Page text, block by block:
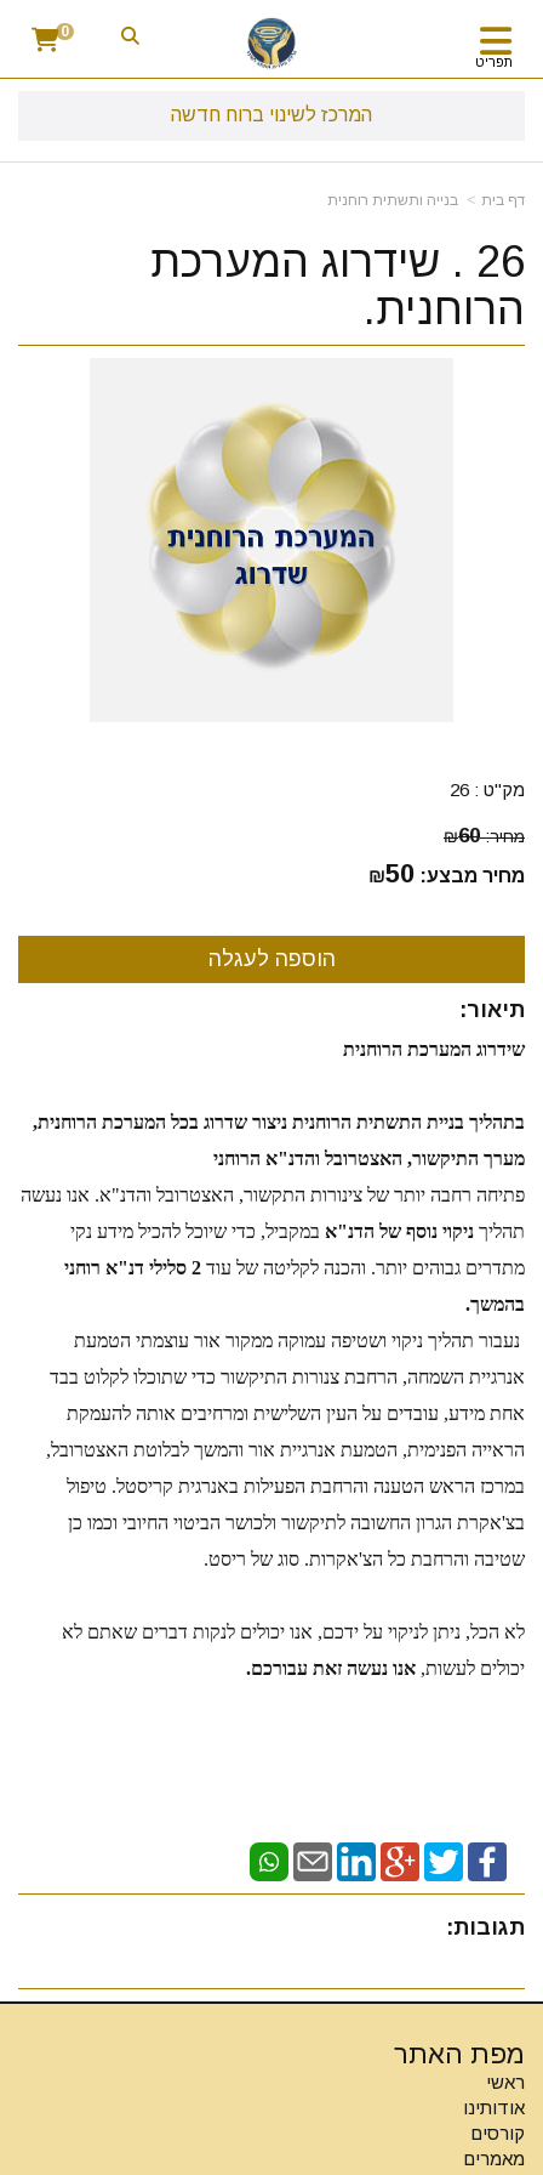
תפריט
0
המרכז לשינוי ברוח חדשה
דף בית בנייה ותשתית רוחנית
26 . שידרוג המערכת
הרוחנית.
מק"ט : 26
מחיר: ₪60
מחיר מבצע: ₪50
תיאור:
שידרוג המערכת הרוחנית
מערך התיקשור, האצטרובל והדנ"א הרוחני
תהליך ניקוי נוסף של הדנ"א
מתדרים גבוהים יותר. והכנה לקליטה של עוד
בהמשך.
שטיבה והרחבת כל הצ'אקרות. סוג של ריסט.
יכולים לעשות, אנו נעשה זאת עבורכם.
תגובות:
מפת האתר
ראשי
אודותינו
קורסים
מאמרים